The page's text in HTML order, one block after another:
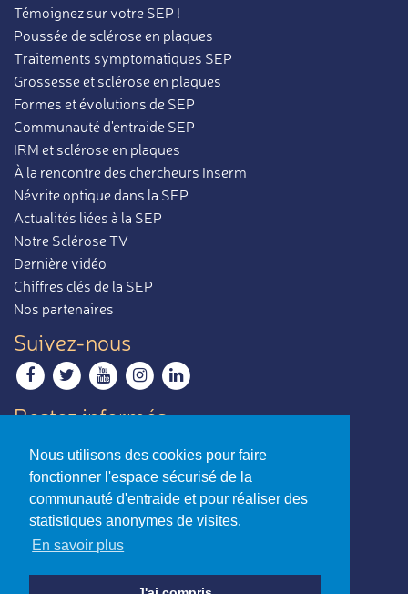
Nous utilisons des cookies pour faire
fonctionner l'espace sécurisé de la
communauté d'entraide et pour réaliser des
statistiques anonymes de visites.
En savoir plus
Témoignez sur votre SEP !
Poussée de sclérose en plaques
Traitements symptomatiques SEP
Grossesse et sclérose en plaques
Formes et évolutions de SEP
Communauté d'entraide SEP
IRM et sclérose en plaques
À la rencontre des chercheurs Inserm
Névrite optique dans la SEP
Actualités liées à la SEP
Notre Sclérose TV
Dernière vidéo
Chiffres clés de la SEP
Nos partenaires
Suivez-nous
Restez informés
Contactez-nous
Envoyer un e-mail
La sclérose en plaques,
par ceux qui en parlent le mieux.